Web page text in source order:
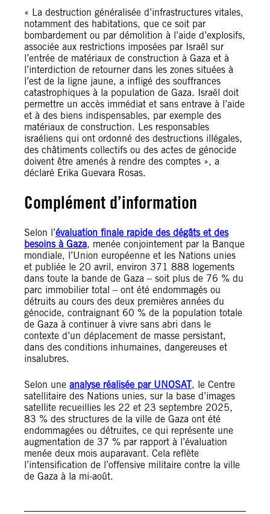
« La destruction généralisée d’infrastructures vitales,
notamment des habitations, que ce soit par
bombardement ou par démolition à l’aide d’explosifs,
associée aux restrictions imposées par Israël sur
l’entrée de matériaux de construction à Gaza et à
l’interdiction de retourner dans les zones situées à
l’est de la ligne jaune, a infligé des souffrances
catastrophiques à la population de Gaza. Israël doit
permettre un accès immédiat et sans entrave à l’aide
et à des biens indispensables, par exemple des
matériaux de construction. Les responsables
israéliens qui ont ordonné des destructions illégales,
des châtiments collectifs ou des actes de génocide
doivent être amenés à rendre des comptes », a
déclaré Erika Guevara Rosas.
Complément d’information
Selon l’évaluation finale rapide des dégâts et des
besoins à Gaza, menée conjointement par la Banque
mondiale, l’Union européenne et les Nations unies
et publiée le 20 avril, environ 371 888 logements
dans toute la bande de Gaza – soit plus de 76 % du
parc immobilier total – ont été endommagés ou
détruits au cours des deux premières années du
génocide, contraignant 60 % de la population totale
de Gaza à continuer à vivre sans abri dans le
contexte d’un déplacement de masse persistant,
dans des conditions inhumaines, dangereuses et
insalubres.
Selon une analyse réalisée par UNOSAT, le Centre
satellitaire des Nations unies, sur la base d’images
satellite recueillies les 22 et 23 septembre 2025,
83 % des structures de la ville de Gaza ont été
endommagées ou détruites, ce qui représente une
augmentation de 37 % par rapport à l’évaluation
menée deux mois auparavant. Cela reflète
l’intensification de l’offensive militaire contre la ville
de Gaza à la mi-août.